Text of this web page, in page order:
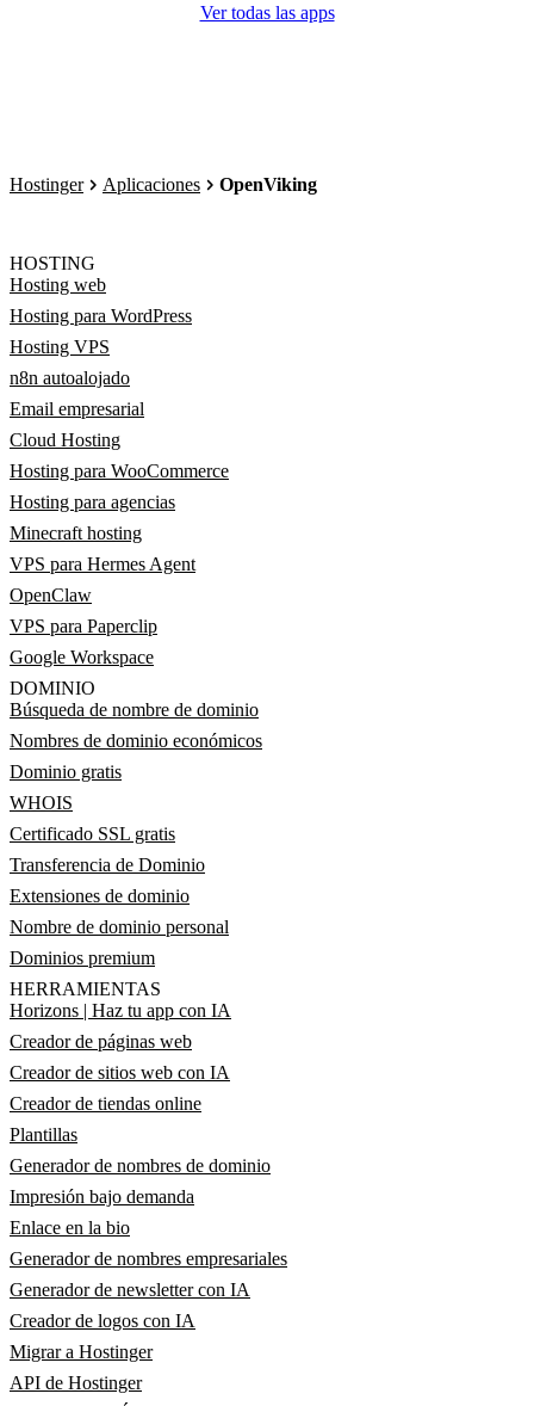
Ver todas las apps
Hostinger Aplicaciones OpenViking
HOSTING
Hosting web
Hosting para WordPress
Hosting VPS
n8n autoalojado
Email empresarial
Cloud Hosting
Hosting para WooCommerce
Hosting para agencias
Minecraft hosting
VPS para Hermes Agent
OpenClaw
VPS para Paperclip
Google Workspace
DOMINIO
Búsqueda de nombre de dominio
Nombres de dominio económicos
Dominio gratis
WHOIS
Certificado SSL gratis
Transferencia de Dominio
Extensiones de dominio
Nombre de dominio personal
Dominios premium
HERRAMIENTAS
Horizons | Haz tu app con IA
Creador de páginas web
Creador de sitios web con IA
Creador de tiendas online
Plantillas
Generador de nombres de dominio
Impresión bajo demanda
Enlace en la bio
Generador de nombres empresariales
Generador de newsletter con IA
Creador de logos con IA
Migrar a Hostinger
API de Hostinger